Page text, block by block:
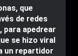
que
de redes
para apedrear
se hizo viral
un repartidor